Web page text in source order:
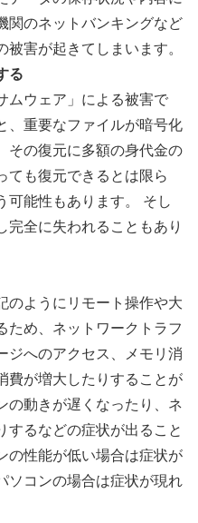
関のネットバンキングなど
害が起きてしまいます。
る
ムウェア」による被害で
、重要なファイルが暗号化
その復元に多額の身代金の
ても復元できるとは限ら
可能性もあります。 そし
完全に失われることもあり
のようにリモート操作や大
ため、ネットワークトラフ
ジへのアクセス、メモリ消
費が増大したりすることが
の動きが遅くなったり、ネ
するなどの症状が出ること
の性能が低い場合は症状が
ソコンの場合は症状が現れ